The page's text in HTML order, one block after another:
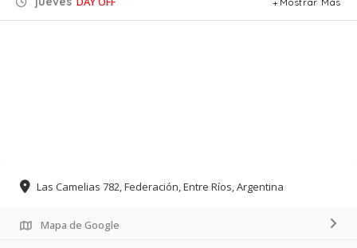
Las Camelias 782, Federación, Entre Ríos, Argentina
Mapa de Google